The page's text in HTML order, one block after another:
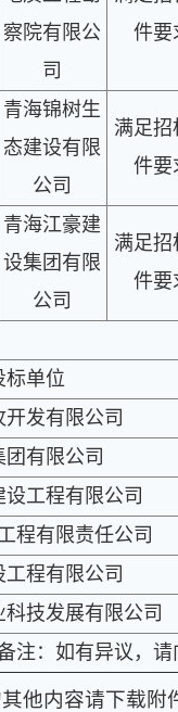
察院有限公
司
件要
青海锦树生
态建设有限
公司
满足招
件要
青海江豪建
设集团有限
公司
满足招
件要
标单位
发有限公司
有限公司
工程有限公司
程有限责任公司
程有限公司
技发展有限公司
注：如有异议，请
内容请下载附